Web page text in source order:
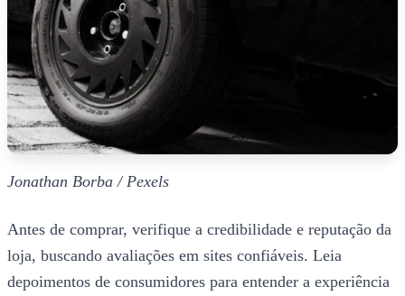
Jonathan Borba / Pexels
Antes de comprar, verifique a credibilidade e reputação da
loja, buscando avaliações em sites confiáveis. Leia
depoimentos de consumidores para entender a experiência